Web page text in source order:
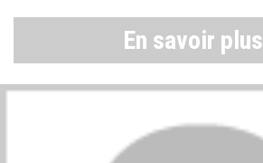
En savoir plus